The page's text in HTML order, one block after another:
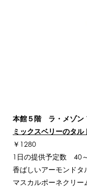
本館５階 ラ・メゾン
ミックスベリーのタ
￥1280
1日の提供予定数 40
香ばしいアーモンドタ
マスカルポーネクリー